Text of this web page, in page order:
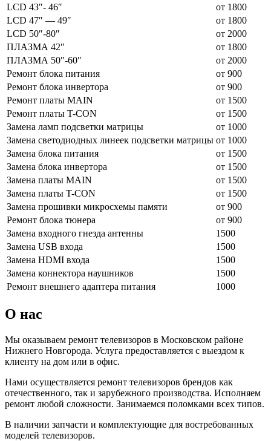
LCD 43″- 46″
от 1800
LCD 47″ — 49″
от 1800
LCD 50″-80″
от 2000
ПЛАЗМА 42″
от 1800
ПЛАЗМА 50″-60″
от 2000
Ремонт блока питания
от 900
Ремонт блока инвертора
от 900
Ремонт платы MAIN
от 1500
Ремонт платы T-CON
от 1500
Замена ламп подсветки матрицы
от 1000
Замена светодиодных линеек подсветки матрицы от 1000
Замена блока питания
от 1500
Замена блока инвертора
от 1500
Замена платы MAIN
от 1500
Замена платы T-CON
от 1500
Замена прошивки микросхемы памяти
от 900
Ремонт блока тюнера
от 900
Замена входного гнезда антенны
1500
Замена USB входа
1500
Замена HDMI входа
1500
Замена коннектора наушников
1500
Ремонт внешнего адаптера питания
1000
О нас
Мы оказываем ремонт телевизоров в Московском районе
Нижнего Новгорода. Услуга предоставляется с выездом к
клиенту на дом или в офис.
Нами осуществляется ремонт телевизоров брендов как
отечественного, так и зарубежного производства. Исполняем
ремонт любой сложности. Занимаемся поломками всех типов.
В наличии запчасти и комплектующие для востребованных
моделей телевизоров.